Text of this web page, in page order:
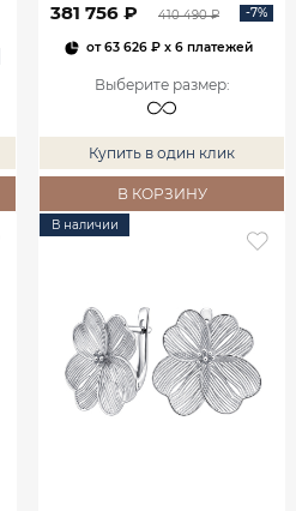
381 756 ₽ 410 490 ₽ -7%
от63 626 ₽x 6 платежей
Выберите размер:
Купить в один клик
В КОРЗИНУ
В наличии